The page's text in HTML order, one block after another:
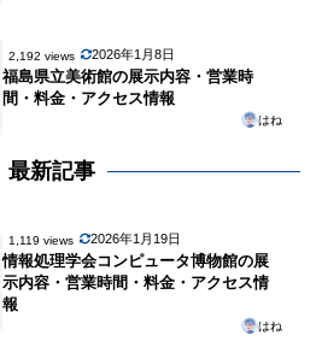
2,192 views 2026年1月8日
福島県立美術館の展示内容・営業時
間・料金・アクセス情報
はね
最新記事
1,119 views 2026年1月19日
情報処理学会コンピュータ博物館の展
示内容・営業時間・料金・アクセス情
報
はね